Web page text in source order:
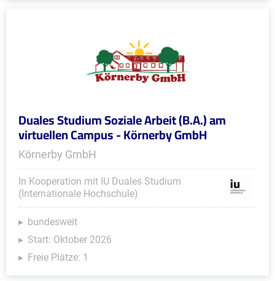
Duales Studium Soziale Arbeit (B.A.) am
virtuellen Campus - Körnerby GmbH
Körnerby GmbH
In Kooperation mit IU Duales Studium
(Internationale Hochschule)
bundesweit
Start: Oktober 2026
Freie Plätze: 1